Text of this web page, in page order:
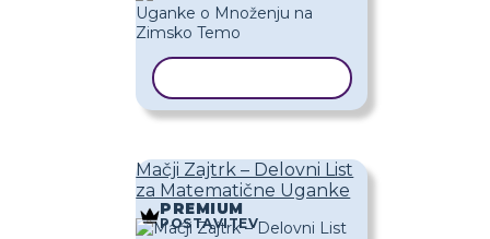
Mačji Zajtrk – Delovni List
za Matematične Uganke
PREMIUM
POSTAVITEV